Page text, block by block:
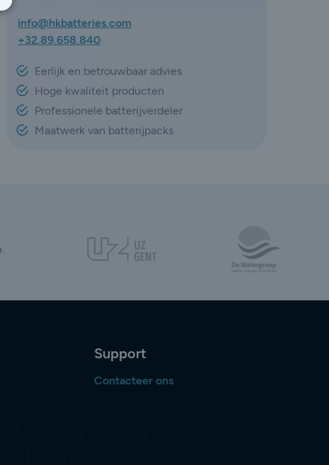
info@hkbatteries.com
+32.89.658.840
Eerlijk en betrouwbaar advies
Hoge kwaliteit producten
Professionele batterijverdeler
Maatwerk van batterijpacks
Support
Contacteer ons